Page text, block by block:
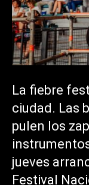
La fiebre
ciudad. Las
pulen los
jueves
Festival